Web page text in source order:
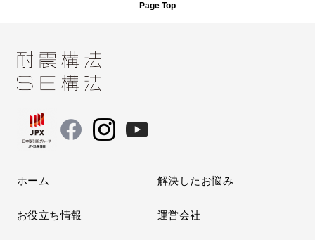
Page Top
ホーム 解決したお悩み
お役立ち情報 運営会社